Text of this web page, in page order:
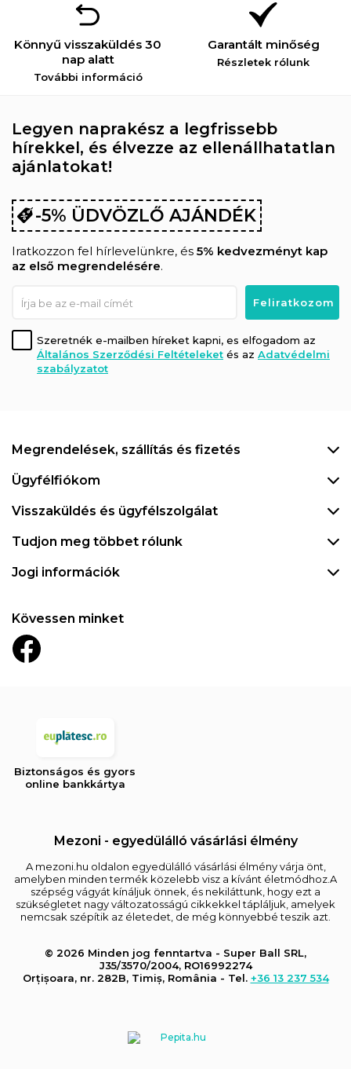
Könnyű visszaküldés 30
nap alatt
További információ
Garantált minőség
Részletek rólunk
Legyen naprakész a legfrissebb
hírekkel, és élvezze az ellenállhatatlan
ajánlatokat!
-5% ÜDVÖZLŐ AJÁNDÉK
Iratkozzon fel hírlevelünkre, és 5% kedvezményt kap
az első megrendelésére.
Szeretnék e-mailben híreket kapni, es elfogadom az
Általános Szerződési Feltételeket és az Adatvédelmi
szabályzatot
Megrendelések, szállítás és fizetés
Ügyfélfiókom
Visszaküldés és ügyfélszolgálat
Tudjon meg többet rólunk
Jogi információk
Kövessen minket
Biztonságos és gyors
online bankkártya
Mezoni - egyedülálló vásárlási élmény
A mezoni.hu oldalon egyedülálló vásárlási élmény várja önt,
amelyben minden termék közelebb visz a kívánt életmódhoz.A
szépség vágyát kínáljuk önnek, és nekiláttunk, hogy ezt a
szükségletet nagy változatosságú cikkekkel tápláljuk, amelyek
nemcsak szépítik az életedet, de még könnyebbé teszik azt.
© 2026 Minden jog fenntartva - Super Ball SRL,
J35/3570/2004, RO16992274
Orțișoara, nr. 282B, Timiș, România - Tel. +36 13 237 534